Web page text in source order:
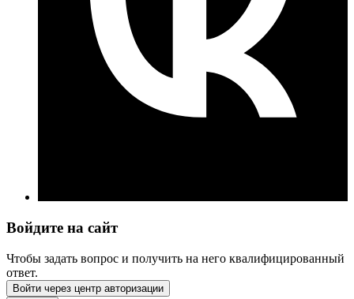
Войдите на сайт
Чтобы задать вопрос и получить на него квалифицированный
ответ.
Войти через центр авторизации